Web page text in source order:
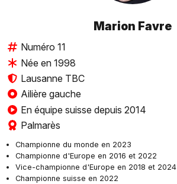
Marion Favre
Numéro 11
Née en 1998
Lausanne TBC
Ailière gauche
En équipe suisse depuis 2014
Palmarès
Championne du monde en 2023
Championne d'Europe en 2016 et 2022
Vice-championne d'Europe en 2018 et 2024
Championne suisse en 2022